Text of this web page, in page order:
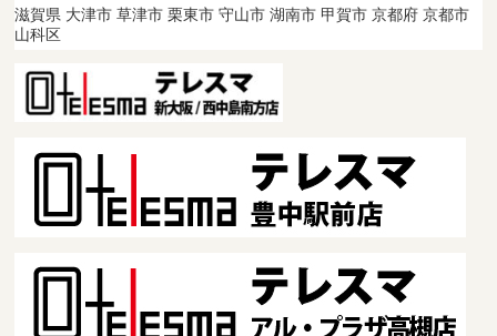
滋賀県 大津市 草津市 栗東市 守山市 湖南市 甲賀市 京都府 京都市
山科区